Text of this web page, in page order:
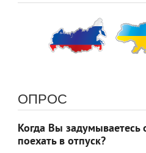
ОПРОС
Когда Вы задумываетесь
поехать в отпуск?